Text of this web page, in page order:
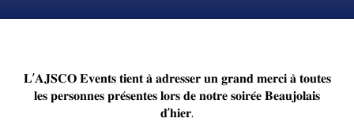
𝐋’𝐀𝐉𝐒𝐂𝐎 𝐄𝐯𝐞𝐧𝐭𝐬 𝐭𝐢𝐞𝐧𝐭 𝐚̀ 𝐚𝐝𝐫𝐞𝐬𝐬𝐞𝐫 𝐮𝐧 𝐠𝐫𝐚𝐧𝐝 𝐦𝐞𝐫𝐜𝐢 𝐚̀ 𝐭𝐨𝐮𝐭𝐞𝐬
𝐥𝐞𝐬 𝐩𝐞𝐫𝐬𝐨𝐧𝐧𝐞𝐬 𝐩𝐫𝐞́𝐬𝐞𝐧𝐭𝐞𝐬 𝐥𝐨𝐫𝐬 𝐝𝐞 𝐧𝐨𝐭𝐫𝐞 𝐬𝐨𝐢𝐫𝐞́𝐞 𝐁𝐞𝐚𝐮𝐣𝐨𝐥𝐚𝐢𝐬
𝐝’𝐡𝐢𝐞𝐫.